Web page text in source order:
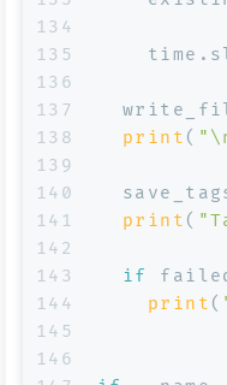
134
135
136
137
138
139
140
141
142
143
144
145
146
print (
print (
if
print (